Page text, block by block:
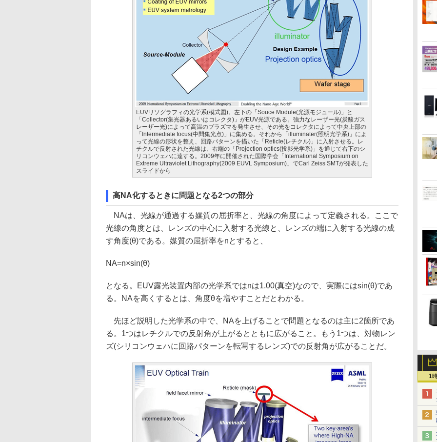
1
EUVリソグラフィの光学系(模式図)。左下の「Souce Module(光源モジュール)」と
「Collector(集光器あるいはコレクタ)」がEUV光源である。強力なレーザー光(炭酸ガス
レーザー光)によって高温のプラズマを発生させ、その光をコレクタによって中央上部の
「Intermediate focus(中間集光点)」に集める。それから「illuminater(照明光学系)」によ
って光線の形状を整え、回路パターンを描いた「Reticle(レチクル)」に入射させる。レ
チクルで反射された光線は、右端の「Projection optics(投影光学系)」を通じて右下のシ
リコンウェハに達する。2009年に開催された国際学会「International Symposium on
Extreme Ultraviolet Lithography(2009 EUVL Symposium)」でCarl Zeiss SMTが発表した
スライドから
高NA化するときに問題となる2つの部分
NAは、光線が通過する媒質の屈折率と、光線の角度によって定義される。ここで
光線の角度とは、レンズの中心に入射する光線と、レンズの端に入射する光線の成
す角度(θ)である。媒質の屈折率をnとすると、
NA=n×sin(θ)
となる。EUV露光装置内部の光学系ではnは1.00(真空)なので、実際にはsin(θ)であ
る。NAを高くするとは、角度θを増やすことだとわかる。
先ほど説明した光学系の中で、NAを上げることで問題となるのは主に2箇所であ
る。1つはレチクルでの反射角が上がるとともに広がること。もう1つは、対物レン
ズ(シリコンウェハに回路パターンを転写するレンズ)での反射角が広がることだ。